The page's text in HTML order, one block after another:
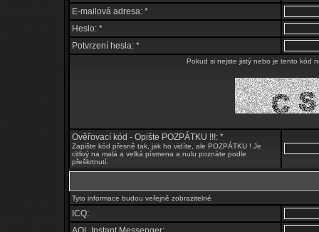
E-mailová adresa: *
Heslo: *
Potvrzení hesla: *
Pokud si nejste jistý nebo je tento kód
Ověřovací kód - Opište POZPÁTKU !!!: *
Zapište kód přesně tak, jak ho vidíte, ale POZPÁTKU ! Je
citlivý na malá a velká písmena a nulu poznáte podle
přeškrtnutí.
Tyto informace budou veřejně zobrazitelné
ICQ: